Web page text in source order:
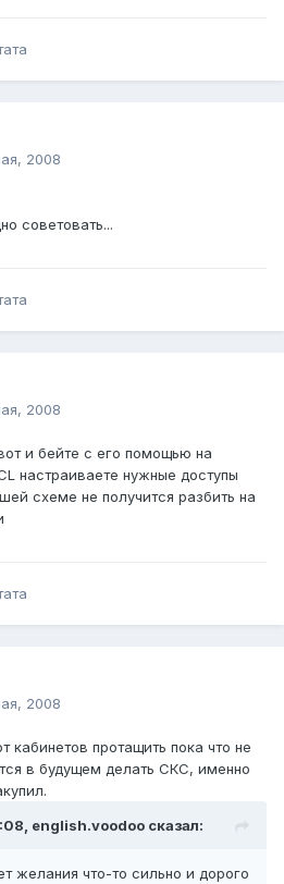
2008
советовать...
2008
и бейте с его помощью на
настраиваете нужные доступы
схеме не получится разбить на
2008
кабинетов протащить пока что не
в будущем делать СКС, именно
english.voodoo сказал:
желания что-то сильно и дорого